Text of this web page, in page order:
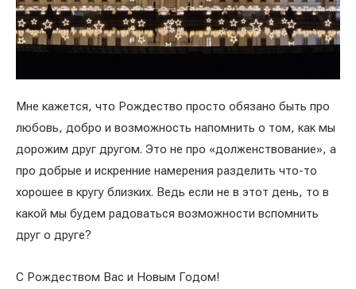
Мне кажется, что Рождество просто обязано быть про
любовь, добро и возможность напомнить о том, как мы
дорожим друг другом. Это не про «долженствование», а
про добрые и искренние намерения разделить что-то
хорошее в кругу близких. Ведь если не в этот день, то в
какой мы будем радоваться возможности вспомнить
друг о друге?
С Рождеством Вас и Новым Годом!